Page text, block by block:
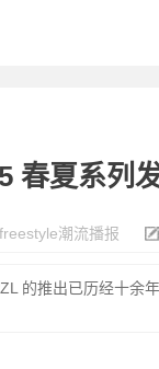
春夏系
潮流播报
的推出已历经十余